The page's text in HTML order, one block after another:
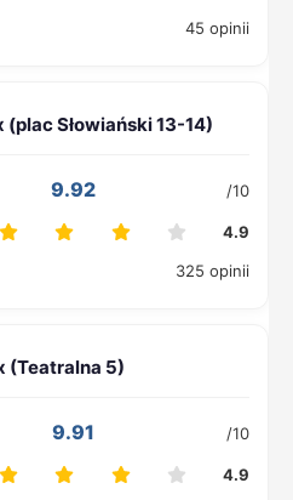
45 opinii
9.92 /10
4.9
325 opinii
9.91 /10
4.9